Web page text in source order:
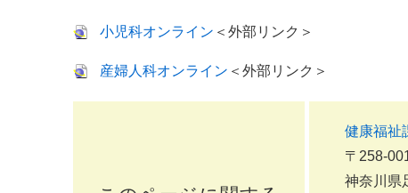
小児科オンライン ＜外部リンク＞
産婦人科オンライン ＜外部リンク＞
健康福祉
〒258-
神奈川県